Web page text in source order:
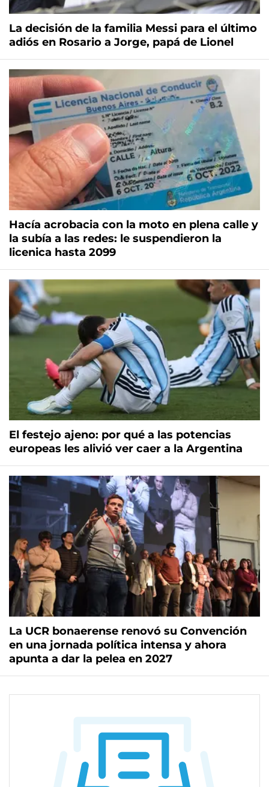
La decisión de la familia Messi para el último
adiós en Rosario a Jorge, papá de Lionel
Hacía acrobacia con la moto en plena calle y
la subía a las redes: le suspendieron la
licenica hasta 2099
El festejo ajeno: por qué a las potencias
europeas les alivió ver caer a la Argentina
La UCR bonaerense renovó su Convención
en una jornada política intensa y ahora
apunta a dar la pelea en 2027